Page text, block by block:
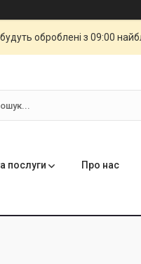
оброблені з 09:00
послуги Про нас